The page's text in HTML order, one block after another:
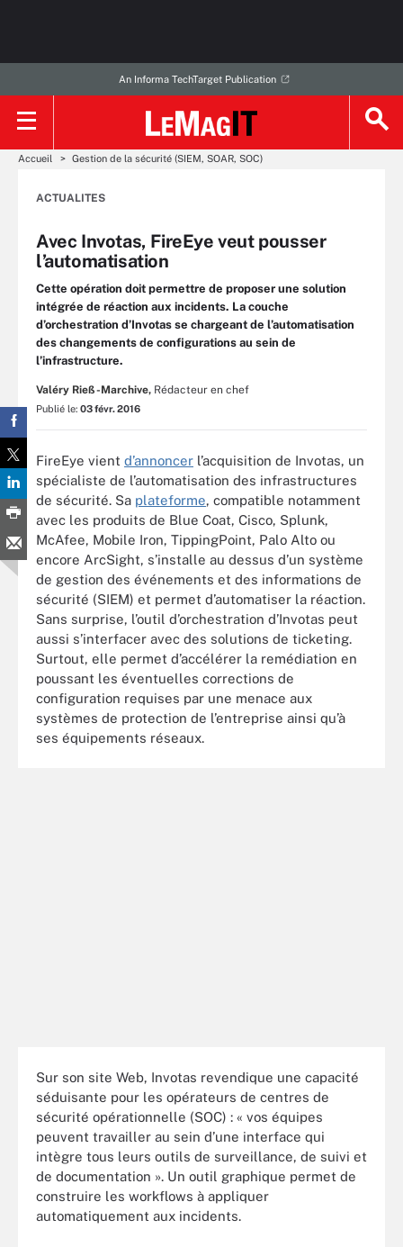
An Informa TechTarget Publication
Accueil Gestion de la sécurité (SIEM, SOAR, SOC)
ACTUALITES
Avec Invotas, FireEye veut pousser
l’automatisation
Cette opération doit permettre de proposer une solution
intégrée de réaction aux incidents. La couche
d’orchestration d’Invotas se chargeant de l’automatisation
des changements de configurations au sein de
l’infrastructure.
Valéry Rieß-Marchive, Rédacteur en chef
Publié le: 03 févr. 2016
FireEye vient d’annoncer l’acquisition de Invotas, un
spécialiste de l’automatisation des infrastructures
de sécurité. Sa plateforme, compatible notamment
avec les produits de Blue Coat, Cisco, Splunk,
McAfee, Mobile Iron, TippingPoint, Palo Alto ou
encore ArcSight, s’installe au dessus d’un système
de gestion des événements et des informations de
sécurité (SIEM) et permet d’automatiser la réaction.
Sans surprise, l’outil d’orchestration d’Invotas peut
aussi s’interfacer avec des solutions de ticketing.
Surtout, elle permet d’accélérer la remédiation en
poussant les éventuelles corrections de
configuration requises par une menace aux
systèmes de protection de l’entreprise ainsi qu’à
ses équipements réseaux.
Sur son site Web, Invotas revendique une capacité
séduisante pour les opérateurs de centres de
sécurité opérationnelle (SOC) : « vos équipes
peuvent travailler au sein d’une interface qui
intègre tous leurs outils de surveillance, de suivi et
de documentation ». Un outil graphique permet de
construire les workflows à appliquer
automatiquement aux incidents.